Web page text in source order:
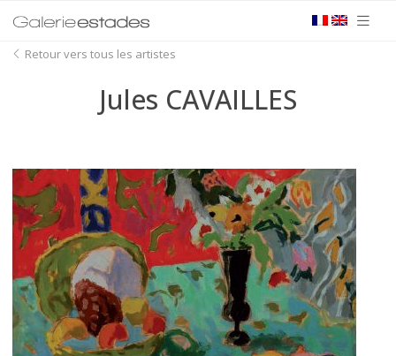
Retour vers tous les artistes
Jules CAVAILLES